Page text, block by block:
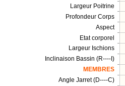
Angle Jarret (D----C)
MEMBRES
Inclinaison Bassin (R----I)
Largeur Ischions
Etat corporel
Aspect
Profondeur Corps
Largeur Poitrine